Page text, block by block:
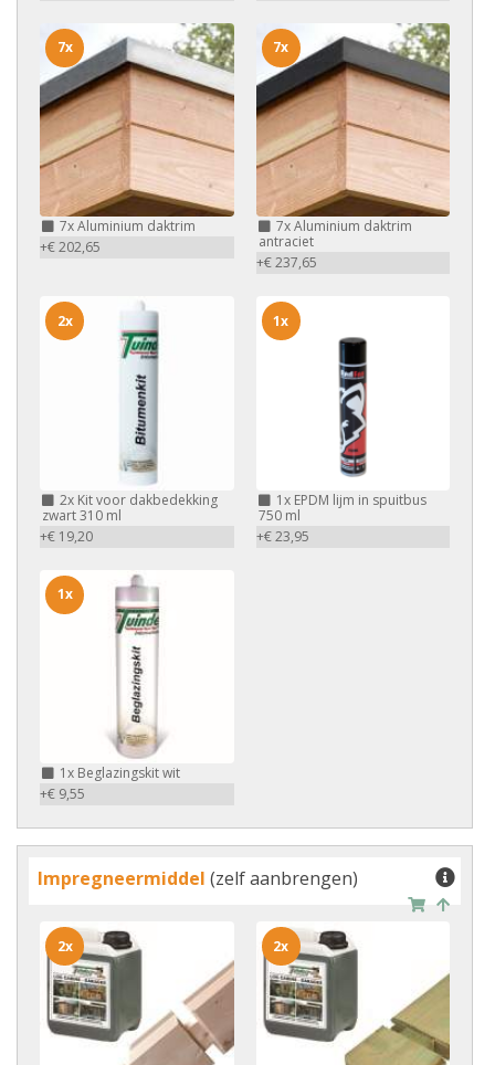
7xAluminium daktrim
+€ 202,65
7x
7xAluminium daktrim
antraciet
+€ 237,65
7x
2x Kit voor dakbedekking
zwart 310 ml
+€ 19,20
2x
1xEPDM lijm in spuitbus
750 ml
+€ 23,95
1x
1x Beglazingskit wit
+€ 9,55
1x
Impregneermiddel (zelf aanbrengen)
2x 2x